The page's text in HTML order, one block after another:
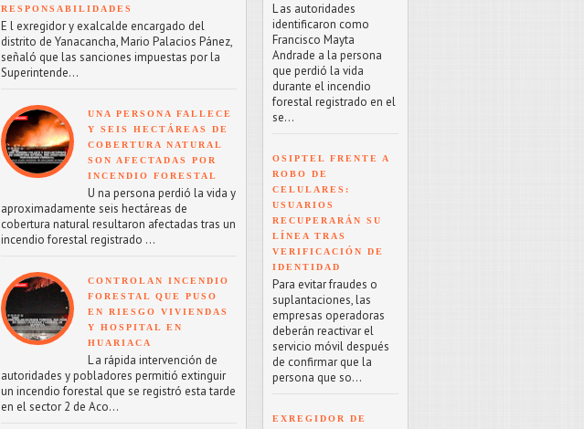
RESPONSABILIDADES
E l exregidor y exalcalde encargado del
distrito de Yanacancha, Mario Palacios Pánez,
señaló que las sanciones impuestas por la
Superintende...
UNA PERSONA FALLECE
Y SEIS HECTÁREAS DE
COBERTURA NATURAL
SON AFECTADAS POR
INCENDIO FORESTAL
U na persona perdió la vida y
aproximadamente seis hectáreas de
cobertura natural resultaron afectadas tras un
incendio forestal registrado ...
CONTROLAN INCENDIO
FORESTAL QUE PUSO
EN RIESGO VIVIENDAS
Y HOSPITAL EN
HUARIACA
L a rápida intervención de
autoridades y pobladores permitió extinguir
un incendio forestal que se registró esta tarde
en el sector 2 de Aco...
L as autoridades
identificaron como
Francisco Mayta
Andrade a la persona
que perdió la vida
durante el incendio
forestal registrado en el
se...
OSIPTEL FRENTE A
ROBO DE
CELULARES:
USUARIOS
RECUPERARÁN SU
LÍNEA TRAS
VERIFICACIÓN DE
IDENTIDAD
Para evitar fraudes o
suplantaciones, las
empresas operadoras
deberán reactivar el
servicio móvil después
de confirmar que la
persona que so...
EXREGIDOR DE